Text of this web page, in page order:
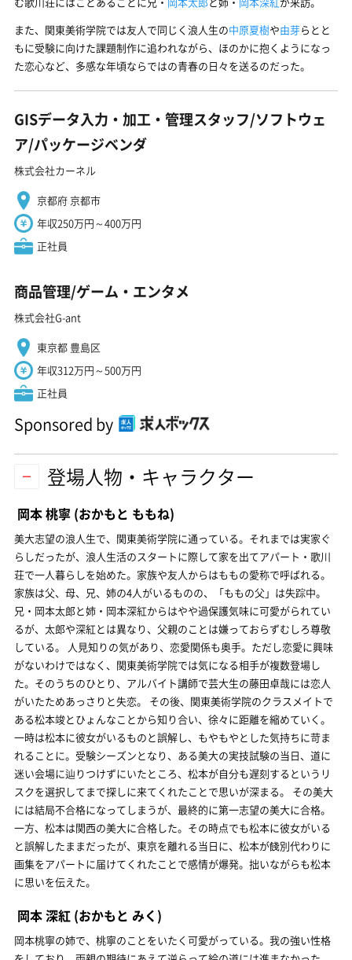
また、関東美術学院では友人で同じく浪人生の中原夏樹や由芽らとと
もに受験に向けた課題制作に追われながら、ほのかに抱くようになっ
た恋心など、多感な年頃ならではの青春の日々を送るのだった。
GISデータ入力・加工・管理スタッフ/ソフトウェ
ア/パッケージベンダ
株式会社カーネル
京都府 京都市
年収250万円～400万円
正社員
商品管理/ゲーム・エンタメ
株式会社G-ant
東京都 豊島区
年収312万円～500万円
正社員
Sponsored by
登場人物・キャラクター
岡本 桃寧 (おかもと ももね)
美大志望の浪人生で、関東美術学院に通っている。それまでは実家ぐ
らしだったが、浪人生活のスタートに際して家を出てアパート・歌川
荘で一人暮らしを始めた。家族や友人からはももの愛称で呼ばれる。
家族は父、母、兄、姉の4人がいるものの、「ももの父」は失踪中。
兄・岡本太郎と姉・岡本深紅からはやや過保護気味に可愛がられてい
るが、太郎や深紅とは異なり、父親のことは嫌っておらずむしろ尊敬
している。 人見知りの気があり、恋愛関係も奥手。ただし恋愛に興味
がないわけではなく、関東美術学院では気になる相手が複数登場し
た。そのうちのひとり、アルバイト講師で芸大生の藤田卓哉には恋人
がいたためあっさりと失恋。 その後、関東美術学院のクラスメイトで
ある松本竣とひょんなことから知り合い、徐々に距離を縮めていく。
一時は松本に彼女がいるものと誤解し、もやもやとした気持ちに苛ま
れることに。受験シーズンとなり、ある美大の実技試験の当日、道に
迷い会場に辿りつけずにいたところ、松本が自分も遅刻するというリ
スクを選択してまで探しに来てくれたことで思いが深まる。 その美大
には結局不合格になってしまうが、最終的に第一志望の美大に合格。
一方、松本は関西の美大に合格した。その時点でも松本に彼女がいる
と誤解したままだったが、東京を離れる当日に、松本が餞別代わりに
画集をアパートに届けてくれたことで感情が爆発。拙いながらも松本
に思いを伝えた。
岡本 深紅 (おかもと みく)
岡本桃寧の姉で、桃寧のことをいたく可愛がっている。我の強い性格